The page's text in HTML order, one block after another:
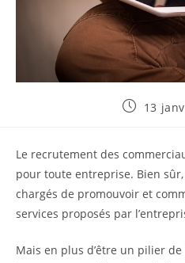
13
Le recrutement des
pour toute entreprise. Bien
chargés de promouvoir et
services proposés par
Mais en plus d’être un pilier